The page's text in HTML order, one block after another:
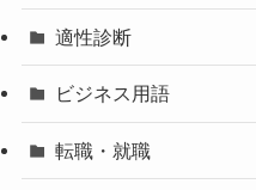
適性診断
ビジネス用語
転職・就職